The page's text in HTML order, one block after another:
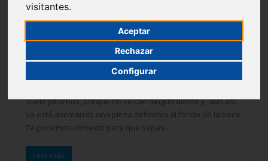
visitantes.
Aceptar
Rechazar
Configurar
La importancia de cuidar el molar de los 6 años
3 de July de 2026 Infantil
suele pillarnos, porque no se cae ningún diente y, aun así,
ya está asomando una pieza definitiva al fondo de la boca.
Te ponemos contexto para que sepas…
Leer más